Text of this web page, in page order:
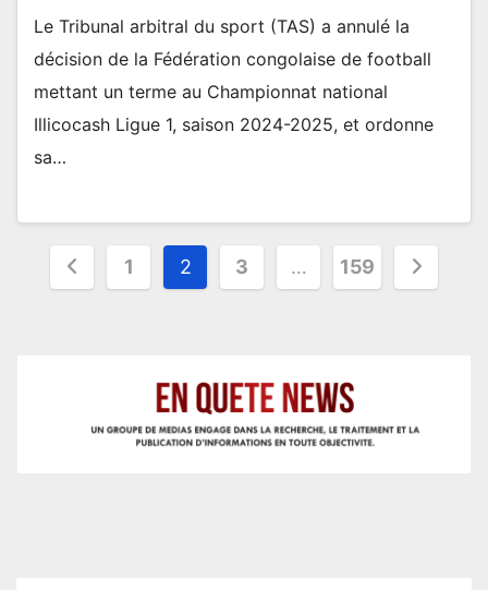
Le Tribunal arbitral du sport (TAS) a annulé la
décision de la Fédération congolaise de football
mettant un terme au Championnat national
Illicocash Ligue 1, saison 2024-2025, et ordonne
sa…
Pagination
1 2 3 … 159